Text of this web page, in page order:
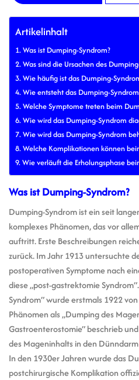
Artikelinhalt
Was ist Dumping-Syndrom?
Was sind die Ursachen des
Wie häufig ist das Dumping-
Wie entsteht das Dumping-
Welche Symptome treten beim
Wie wird das Dumping-Syndrom
Wie wird das Dumping-Syndrom
Welche Komplikationen können
Wie verläuft die Erholungsphase
Was ist Dumping-Syndrom?
Dumping-Syndrom ist ein seit
komplexes Phänomen, das vor
auftritt. Erste Beschreibungen
zurück. Im Jahr 1913 untersuchte
postoperativen Symptome nach
diese „post-gastrektomie
Syndrom“ wurde erstmals 1922
Phänomen als „Dumping des
Gastroenterostomie“ beschrieb
des Mageninhalts in den
In den 1930er Jahren wurde das
postchirurgische Komplikation